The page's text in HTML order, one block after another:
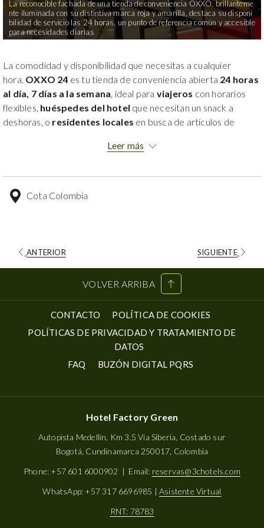
La reconocible fachada de una tienda de conveniencia OXXO, brillanteme
nte iluminada con su distintiva marca roja y amarilla, destaca su disponi
bilidad de servicio las 24 horas, un punto de referencia común y accesible
para necesidades diarias
La comodidad y disponibilidad que necesitas a cualquier
hora. OXXO 24 es tu tienda de conveniencia abierta 24 horas
al día, 7 días a la semana , ideal para viajeros con horarios
flexibles, huéspedes del hotel que necesitan un snack a
deshoras, o residentes locales en busca de artículos de
productos de higiene personal, OXXO ofrece soluciones
Factory Green.
Leer más
Cota Colombia
ANTERIOR SIGUIENTE
VOLVER ARRIBA
CONTACTO ABRE
EN
UNA
PESTAÑA
POLÍTICA DE COOKIES
EN
POLÍTICAS DE PRIVACIDAD Y TRATAMIENTO DE
DATOS
FAQ ABRE
PESTAÑA
BUZÓN DIGITAL PQRS
Hotel Factory Green
Autopista Medellín, Km 3.5 Vía Siberia, Costado sur
Bogotá, Cundinamarca 250017, Colombia
Phone: +57 601 6000902 | Email: reservas@3chotels.com
WhatsApp: +57 317 6696985 |Asistente Virtual
RNT: 78783